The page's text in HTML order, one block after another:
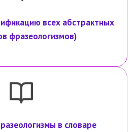
всех абстрактных
фразеологизмов)
в словаре